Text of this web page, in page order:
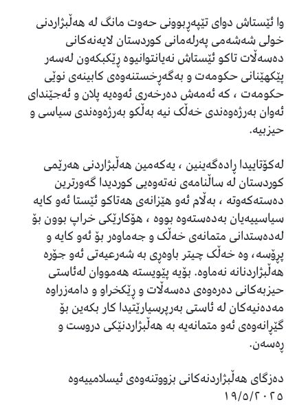
وا ئێستاش دوای تێپەڕبوونی حەوت مانگ لە هەڵبژاردنی
خولی شەشەمی پەرلەمانی کوردستان لایەنەکانی
دەسەڵات تاکو ئێستاش نەیانتوانیوە ڕێکبکەون لەسەر
پێکهێنانی حکومەت و بەگەڕخستنەوەی کابینەی نوێی
حکومەت ، کە ئەمەش دەرخەری ئەوەیە پلان و ئەجێندای
ئەوان بەرژەوەندی خەڵک نیە بەڵکو بەرژەوەندی سیاسی و
حیزبیە.
لەکۆتاییدا ڕادەگەینین ، یەکەمین هەڵبژاردنی هەرێمی
کوردستان لە ساڵنامەی نەتەوەیی کوردیدا گەورترین
دەستەکەوتە ، بەڵام ئەو هێزانەی هەتاکو ئێستا ئەو کایە
سیاسییەیان بەدەستەوە بووە ، هۆکارێکی خراپ بوون بۆ
لەدەستدانی متمانەی خەڵک و جەماوەر بۆ ئەو کایە و
پڕۆسە، وە خەڵک چیتر باوەڕی بە شەرعیەتی ئەو جۆرە
هەڵبژاردنانە نەماوە. بۆیە پێویستە هەمووان لەئاستی
حیزبەکانی دەرەوەی دەسەڵات و ڕێکخراو و دامەزراوە
مەدەنیەکان لە ئاستی بەرپرسیارێتیدا کار بکەین بۆ
گێڕانەوەی ئەو متمانەیە بە هەڵبژاردنێکی دروست و
ڕەسەن.
دەزگای هەڵبژاردنەکانی بزووتنەوەی ئیسلامییەوە
١٩/٥/٢٠٢٥